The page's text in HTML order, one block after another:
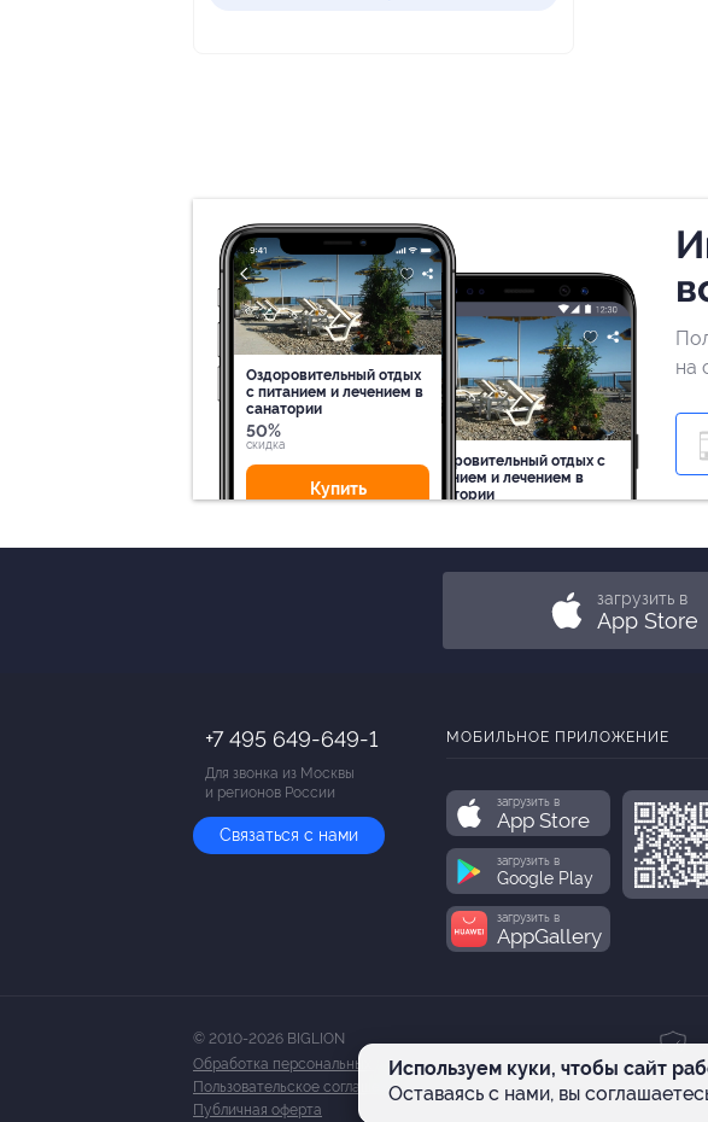
Оздоровительный отдых
c питанием и лечением в
санатории
50%
cкидка
Купить
Оздоровительный отдых c
питанием и лечением в
санатории
Купить
на
загрузить в
App Store
Используем куки, чтобы сайт
Оставаясь с нами, вы
+7 495 649-649-1
Для звонка из Москвы
и регионов России
Связаться с нами
МОБИЛЬНОЕ ПРИЛОЖЕНИЕ
загрузить в
App Store
загрузить в
Google Play
загрузить в
AppGallery
© 2010-2026 BIGLION
Обработка персональных данных
Пользовательское соглашение
Публичная оферта